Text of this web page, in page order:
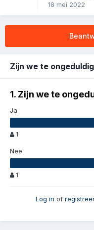
18 mei 2022
Zijn we te
1. Zijn we te
Ja
1
Nee
1
Log in of